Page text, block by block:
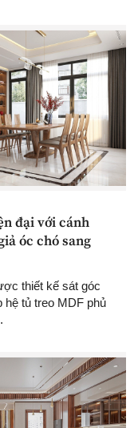
đại với cánh
óc chó sang
thiết kế sát góc
tủ treo MDF phủ